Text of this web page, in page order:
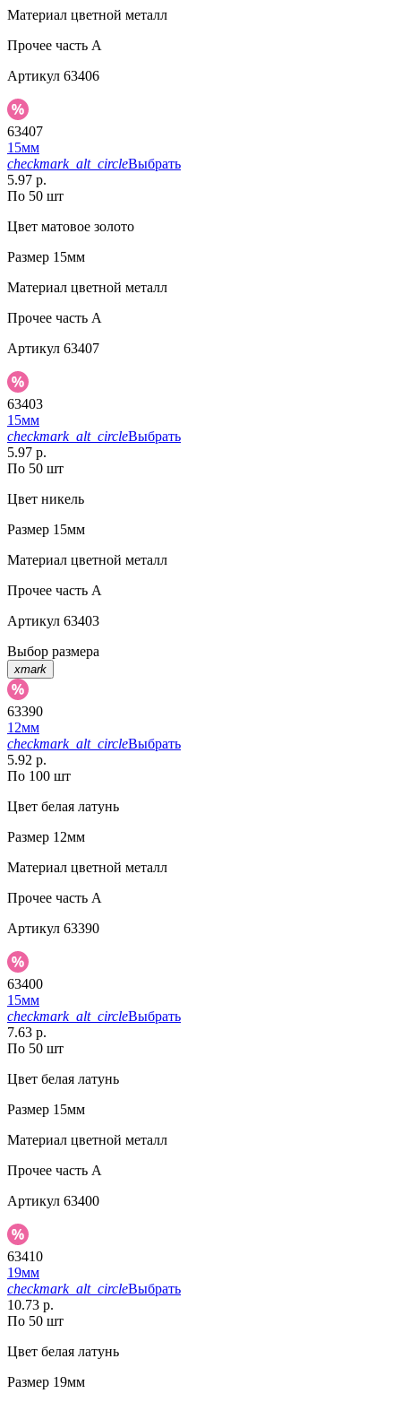
Материал цветной металл
Прочее часть A
Артикул 63406
63407
15мм
checkmark_alt_circleВыбрать
5.97 р.
По 50 шт
Цвет матовое золото
Размер 15мм
Материал цветной металл
Прочее часть A
Артикул 63407
63403
15мм
checkmark_alt_circleВыбрать
5.97 р.
По 50 шт
Цвет никель
Размер 15мм
Материал цветной металл
Прочее часть A
Артикул 63403
Выбор размера
xmark
63390
12мм
checkmark_alt_circleВыбрать
5.92 р.
По 100 шт
Цвет белая латунь
Размер 12мм
Материал цветной металл
Прочее часть A
Артикул 63390
63400
15мм
checkmark_alt_circleВыбрать
7.63 р.
По 50 шт
Цвет белая латунь
Размер 15мм
Материал цветной металл
Прочее часть A
Артикул 63400
63410
19мм
checkmark_alt_circleВыбрать
10.73 р.
По 50 шт
Цвет белая латунь
Размер 19мм